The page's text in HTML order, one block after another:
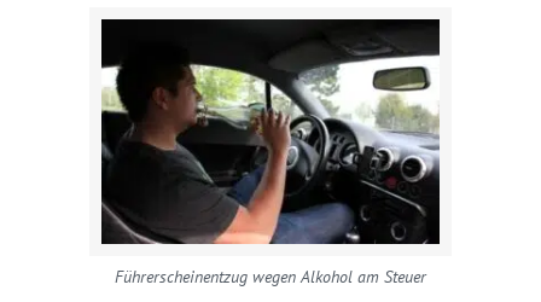
Führerscheinentzug wegen Alkohol am Steuer